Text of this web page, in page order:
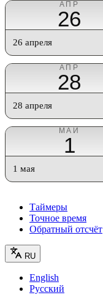
АПР
26
26 апреля
АПР
28
28 апреля
МАЙ
1
1 мая
Таймеры
Точное время
Обратный отсчёт
RU
English
Русский